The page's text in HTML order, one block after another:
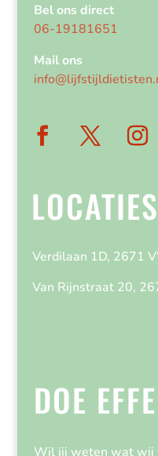
Bel ons direct
06-19181651
Mail ons
LOCATIES
Verdilaan 1D, 2671
Van Rijnstraat 20,
DOE
Wil jij weten wat wij